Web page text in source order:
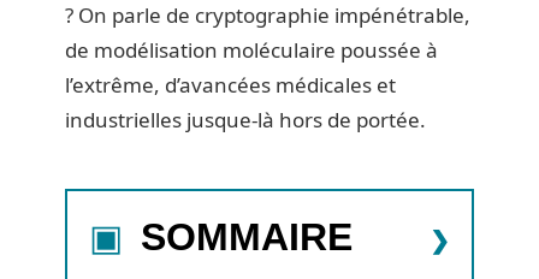
? On parle de cryptographie impénétrable,
de modélisation moléculaire poussée à
l’extrême, d’avancées médicales et
industrielles jusque-là hors de portée.
SOMMAIRE